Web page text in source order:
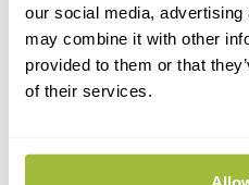
our social media,
may combine it with other
provided to them or that
of their services.
*Raadpleeg dit artikel voor meer
certificaten om een
plaatsen.
Online identificatie:
Voor meer informatie over de